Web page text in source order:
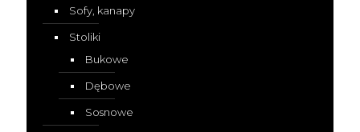
Sofy, kanapy
Stoliki
Bukowe
Dębowe
Sosnowe